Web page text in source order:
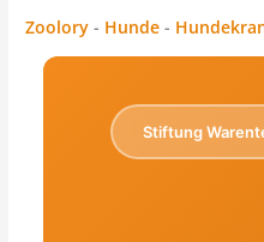
Zoolory - Hunde -
Stiftung